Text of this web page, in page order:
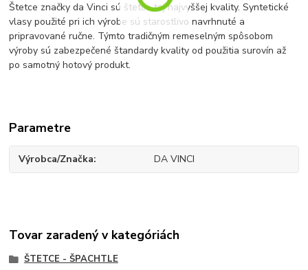
Štetce značky da Vinci sú štetce tej najvyššej kvality. Syntetické
vlasy použité pri ich výrobe sú starostlivo navrhnuté a
pripravované ručne. Týmto tradičným remeselným spôsobom
výroby sú zabezpečené štandardy kvality od použitia surovín až
po samotný hotový produkt.
Parametre
Výrobca/Značka DA VINCI
Tovar zaradený v kategóriách
ŠTETCE - ŠPACHTLE